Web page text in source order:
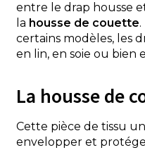
entre le drap housse
la housse de couette
certains modèles, les
en lin, en soie ou bien
La housse de
Cette pièce de tissu
envelopper et